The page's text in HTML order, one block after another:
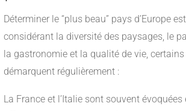
Déterminer le “plus beau” pays d’Europe
considérant la diversité des paysages, le
la gastronomie et la qualité de vie,
démarquent régulièrement :
La France et l’Italie sont souvent évoquées